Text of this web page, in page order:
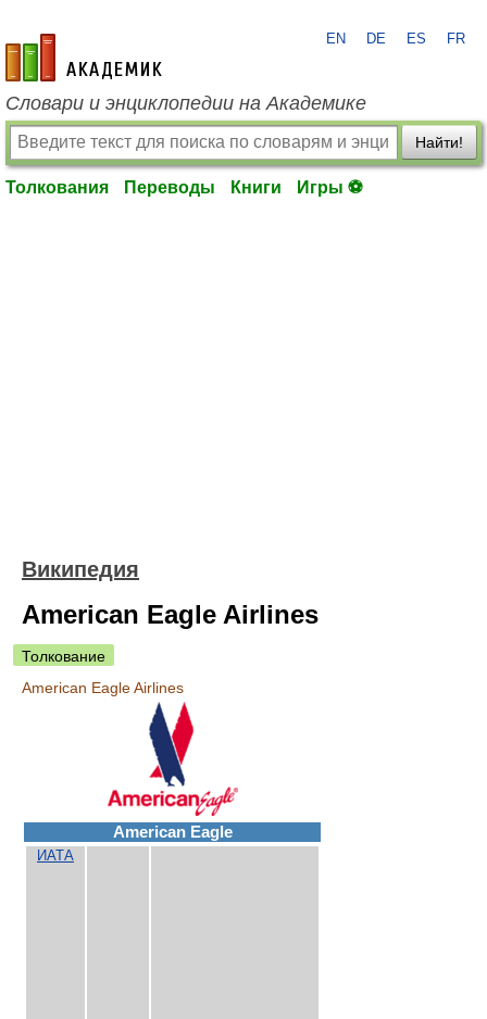
academic.ru
EN DE ES FR
Словари и энциклопедии на Академике
Найти!
Толкования Переводы Книги Игры ⚽
Википедия
American Eagle Airlines
Толкование
American Eagle Airlines
American Eagle
ИАТА